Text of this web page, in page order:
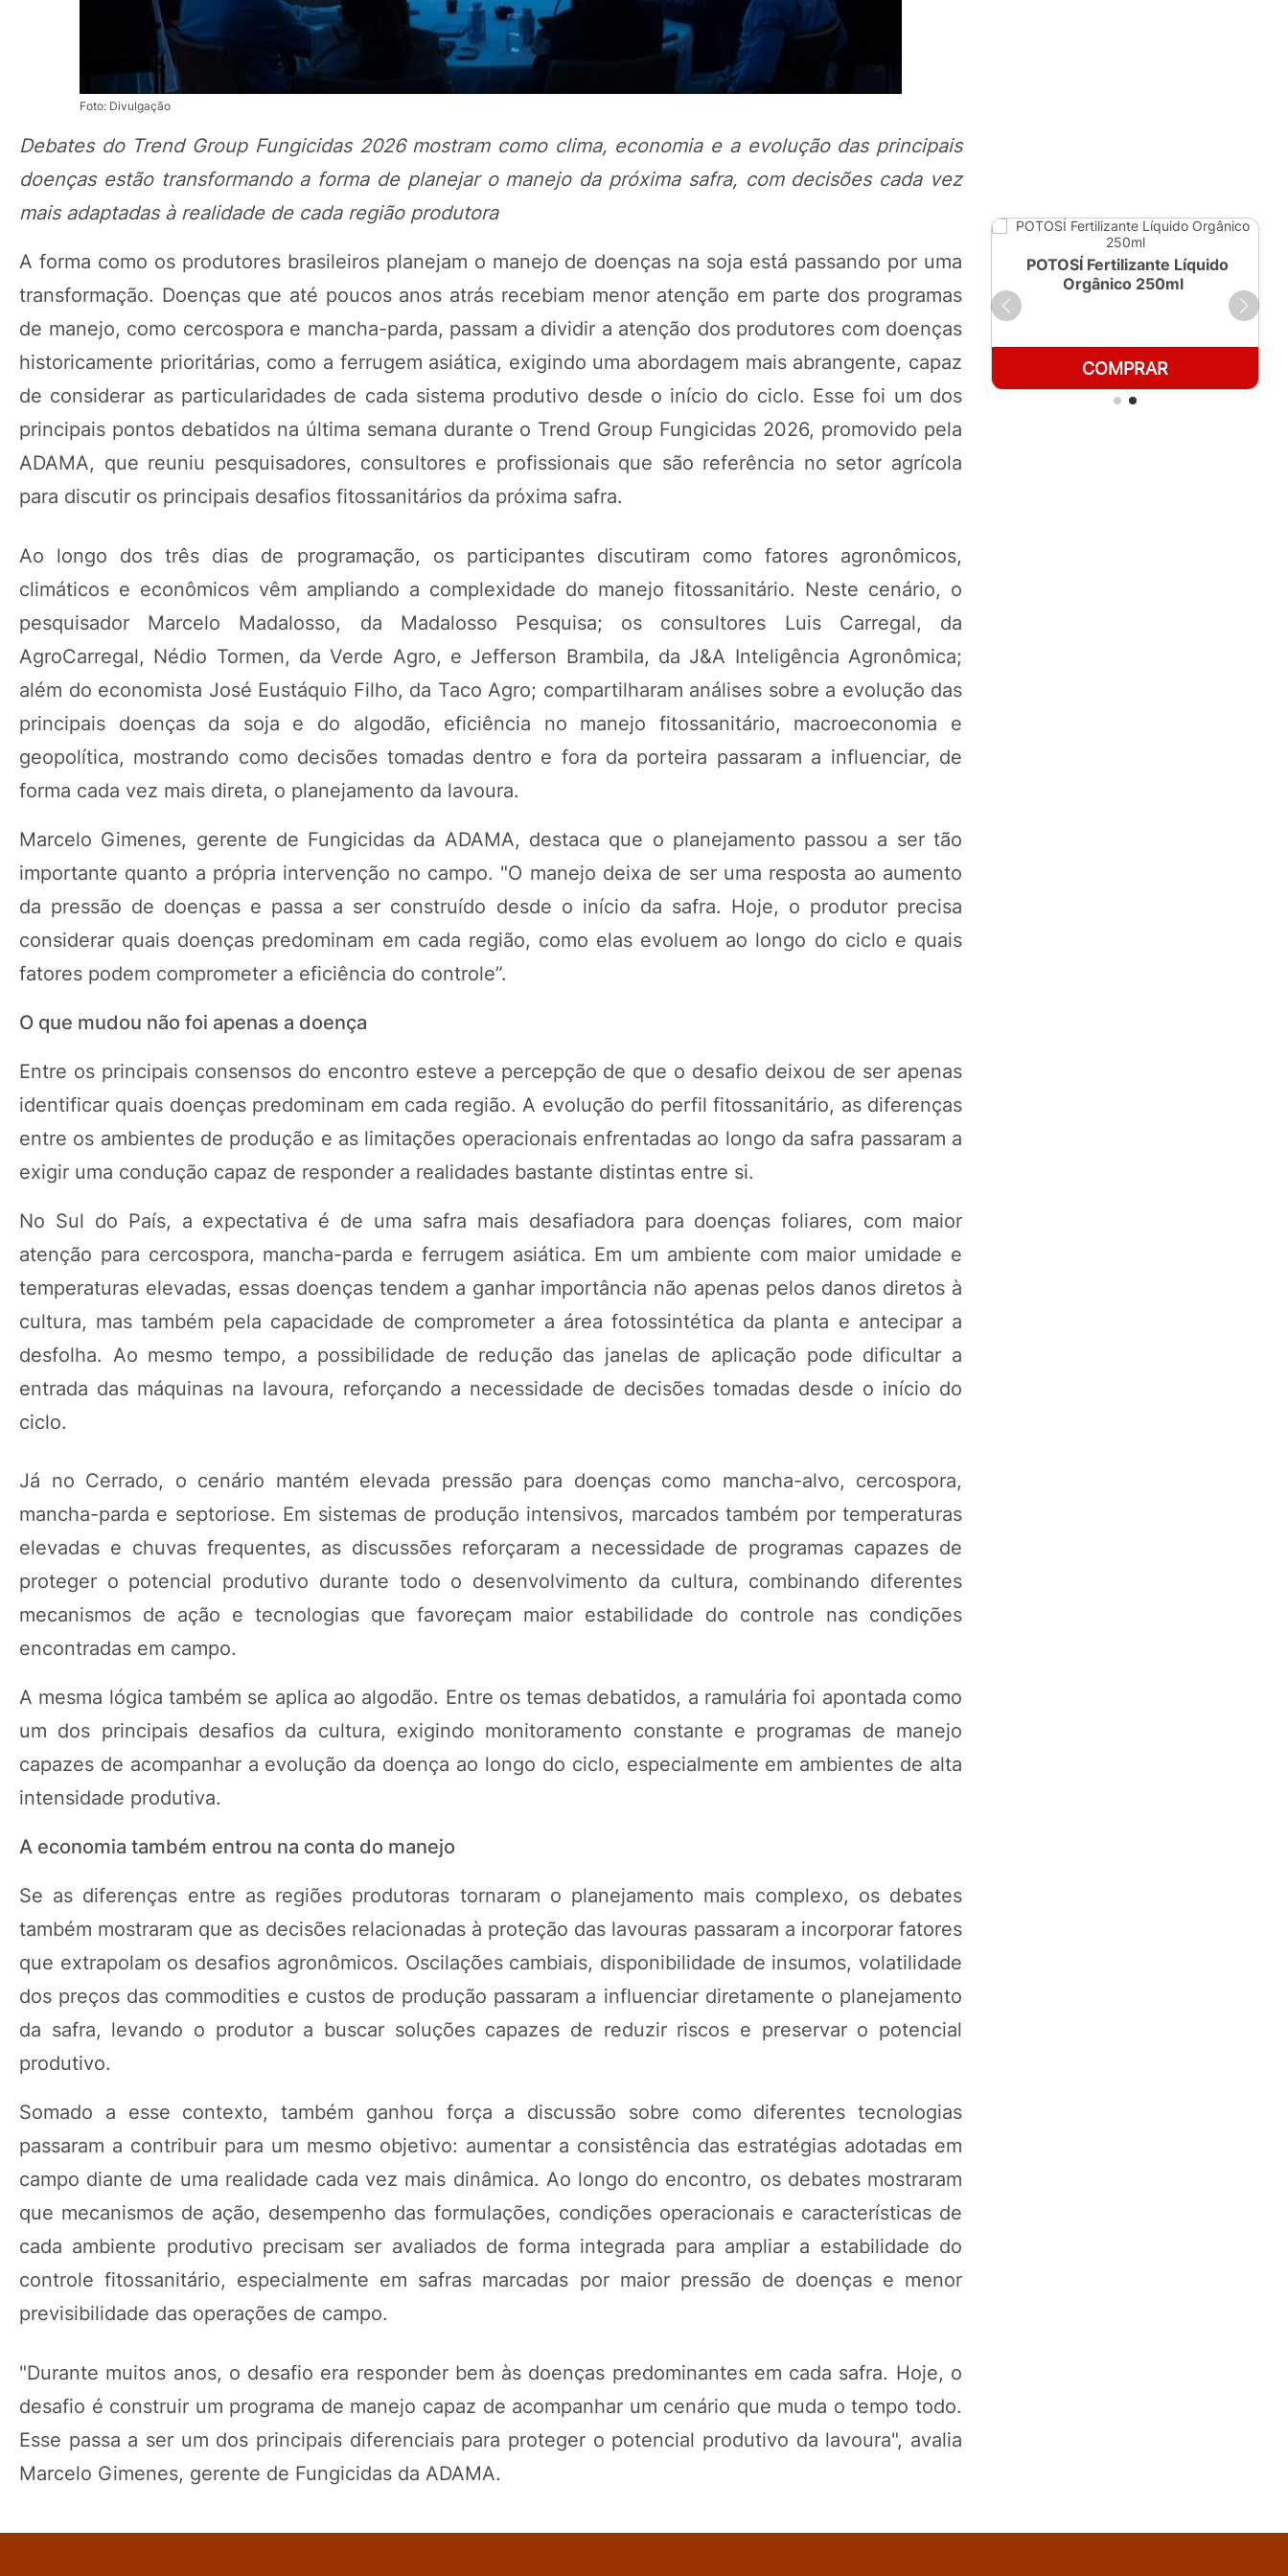
Foto: Divulgação
Debates do Trend Group Fungicidas 2026 mostram como clima, economia e a evolução das principais
doenças estão transformando a forma de planejar o manejo da próxima safra, com decisões cada vez
mais adaptadas à realidade de cada região produtora
A forma como os produtores brasileiros planejam o manejo de doenças na soja está passando por uma
transformação. Doenças que até poucos anos atrás recebiam menor atenção em parte dos programas
de manejo, como cercospora e mancha-parda, passam a dividir a atenção dos produtores com doenças
historicamente prioritárias, como a ferrugem asiática, exigindo uma abordagem mais abrangente, capaz
de considerar as particularidades de cada sistema produtivo desde o início do ciclo. Esse foi um dos
principais pontos debatidos na última semana durante o Trend Group Fungicidas 2026, promovido pela
ADAMA, que reuniu pesquisadores, consultores e profissionais que são referência no setor agrícola
para discutir os principais desafios fitossanitários da próxima safra.
Ao longo dos três dias de programação, os participantes discutiram como fatores agronômicos,
climáticos e econômicos vêm ampliando a complexidade do manejo fitossanitário. Neste cenário, o
pesquisador Marcelo Madalosso, da Madalosso Pesquisa; os consultores Luis Carregal, da
AgroCarregal, Nédio Tormen, da Verde Agro, e Jefferson Brambila, da J&A Inteligência Agronômica;
além do economista José Eustáquio Filho, da Taco Agro; compartilharam análises sobre a evolução das
principais doenças da soja e do algodão, eficiência no manejo fitossanitário, macroeconomia e
geopolítica, mostrando como decisões tomadas dentro e fora da porteira passaram a influenciar, de
forma cada vez mais direta, o planejamento da lavoura.
Marcelo Gimenes, gerente de Fungicidas da ADAMA, destaca que o planejamento passou a ser tão
importante quanto a própria intervenção no campo. "O manejo deixa de ser uma resposta ao aumento
da pressão de doenças e passa a ser construído desde o início da safra. Hoje, o produtor precisa
considerar quais doenças predominam em cada região, como elas evoluem ao longo do ciclo e quais
fatores podem comprometer a eficiência do controle”.
O que mudou não foi apenas a doença
Entre os principais consensos do encontro esteve a percepção de que o desafio deixou de ser apenas
identificar quais doenças predominam em cada região. A evolução do perfil fitossanitário, as diferenças
entre os ambientes de produção e as limitações operacionais enfrentadas ao longo da safra passaram a
exigir uma condução capaz de responder a realidades bastante distintas entre si.
No Sul do País, a expectativa é de uma safra mais desafiadora para doenças foliares, com maior
atenção para cercospora, mancha-parda e ferrugem asiática. Em um ambiente com maior umidade e
temperaturas elevadas, essas doenças tendem a ganhar importância não apenas pelos danos diretos à
cultura, mas também pela capacidade de comprometer a área fotossintética da planta e antecipar a
desfolha. Ao mesmo tempo, a possibilidade de redução das janelas de aplicação pode dificultar a
entrada das máquinas na lavoura, reforçando a necessidade de decisões tomadas desde o início do
ciclo.
Já no Cerrado, o cenário mantém elevada pressão para doenças como mancha-alvo, cercospora,
mancha-parda e septoriose. Em sistemas de produção intensivos, marcados também por temperaturas
elevadas e chuvas frequentes, as discussões reforçaram a necessidade de programas capazes de
proteger o potencial produtivo durante todo o desenvolvimento da cultura, combinando diferentes
mecanismos de ação e tecnologias que favoreçam maior estabilidade do controle nas condições
encontradas em campo.
A mesma lógica também se aplica ao algodão. Entre os temas debatidos, a ramulária foi apontada como
um dos principais desafios da cultura, exigindo monitoramento constante e programas de manejo
capazes de acompanhar a evolução da doença ao longo do ciclo, especialmente em ambientes de alta
intensidade produtiva.
A economia também entrou na conta do manejo
Se as diferenças entre as regiões produtoras tornaram o planejamento mais complexo, os debates
também mostraram que as decisões relacionadas à proteção das lavouras passaram a incorporar fatores
que extrapolam os desafios agronômicos. Oscilações cambiais, disponibilidade de insumos, volatilidade
dos preços das commodities e custos de produção passaram a influenciar diretamente o planejamento
da safra, levando o produtor a buscar soluções capazes de reduzir riscos e preservar o potencial
produtivo.
Somado a esse contexto, também ganhou força a discussão sobre como diferentes tecnologias
passaram a contribuir para um mesmo objetivo: aumentar a consistência das estratégias adotadas em
campo diante de uma realidade cada vez mais dinâmica. Ao longo do encontro, os debates mostraram
que mecanismos de ação, desempenho das formulações, condições operacionais e características de
cada ambiente produtivo precisam ser avaliados de forma integrada para ampliar a estabilidade do
controle fitossanitário, especialmente em safras marcadas por maior pressão de doenças e menor
previsibilidade das operações de campo.
"Durante muitos anos, o desafio era responder bem às doenças predominantes em cada safra. Hoje, o
desafio é construir um programa de manejo capaz de acompanhar um cenário que muda o tempo todo.
Esse passa a ser um dos principais diferenciais para proteger o potencial produtivo da lavoura", avalia
Marcelo Gimenes, gerente de Fungicidas da ADAMA.
POTOSÍ Fertilizante Líquido
Orgânico 1 LT
COMPRAR
POTOSÍ Fertilizante Líquido
Orgânico 250ml
COMPRAR